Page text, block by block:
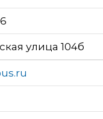
улица 104б